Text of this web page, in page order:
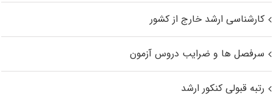
کارشناسی ارشد خارج از کشور
سرفصل ها و ضرایب دروس آزمون
رتبه قبولی کنکور ارشد